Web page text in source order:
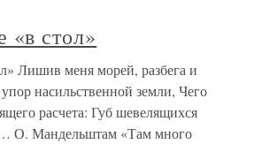
«в стол»
Лишив меня морей, разбега и
насильственной земли, Чего
расчета: Губ шевелящихся
О. Мандельштам «Там много